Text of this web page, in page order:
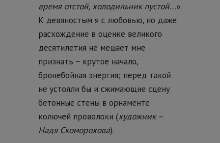
время отстой, холодильник пустой...».
К девяностым я с любовью, но даже
расхождение в оценке великого
десятилетия не мешает мне
признать – крутое начало,
бронебойная энергия; перед такой
не устояли бы и сжимающие сцену
бетонные стены в орнаменте
колючей проволоки (художник –
Надя Скоморохова).